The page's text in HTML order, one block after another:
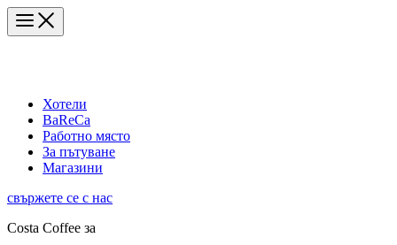
Хотели
BaReCa
Работно място
За пътуване
Магазини
свържете се с нас
Costa Coffee за